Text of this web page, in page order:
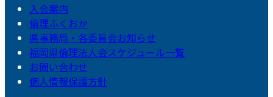
入会案内
倫理ふくおか
県事務局・各委員会お知らせ
福岡県倫理法人会スケジュール一覧
お問い合わせ
個人情報保護方針